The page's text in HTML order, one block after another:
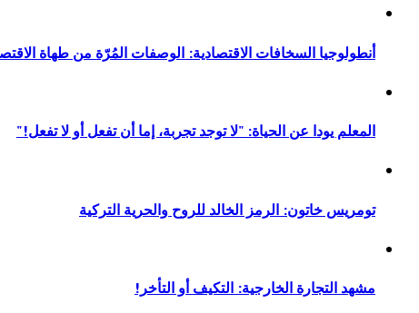
أنطولوجيا السخافات الاقتصادية: الوصفات المُرّة من طهاة
المعلم يودا عن الحياة: "لا توجد تجربة، إما أن تفعل أو لا تفعل!"
تومريس خاتون: الرمز الخالد للروح والحرية التركية
مشهد التجارة الخارجية: التكيف أو التأخر!